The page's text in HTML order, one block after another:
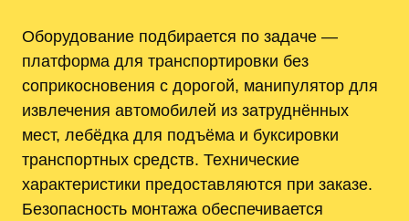
Оборудование подбирается по задаче —
платформа для транспортировки без
соприкосновения с дорогой, манипулятор для
извлечения автомобилей из затруднённых
мест, лебёдка для подъёма и буксировки
транспортных средств. Технические
характеристики предоставляются при заказе.
Безопасность монтажа обеспечивается